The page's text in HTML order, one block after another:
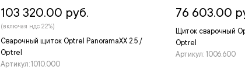
Сварочный щиток Optrel PanoramaXX 2.5 /
Optrel
Артикул: 1010.000
103 320.00 руб.
(включая ндс 22%)
Щиток сварочный
Optrel
Артикул: 1006.600
76 603.00